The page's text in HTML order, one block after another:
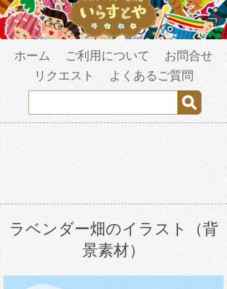
ホーム ご利用について
お問合せ
リクエスト
よくあるご質問
ラベンダー畑のイラスト（背
景素材）